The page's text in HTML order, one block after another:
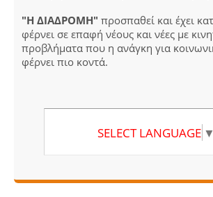
"Η ΔΙΑΔΡΟΜΗ" προσπαθεί και έχει
φέρνει σε επαφή νέους και νέες με
προβλήματα που η ανάγκη για
φέρνει πιο κοντά.
SELECT LANGUAGE ▼